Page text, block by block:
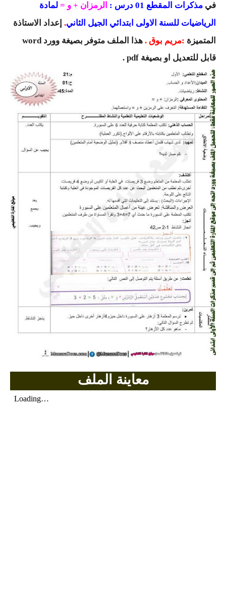
السنة الثالثة متوسط
السنة الرابعة متوسط
بنك الفروض و الاختبارات
بنك مذكرات الاستاذ
بنك التوزيعات الشهرية
دفاتر استاذ التعليم الابتدائي
بحوث اللغة العربية
بحوث الرياضيات
بحوث التاريخ و الجغرافيا
بحوث الفيزياء و الكيمياء
بحوث العلوم الطبيعية
بحوث اللغة الفرنسية
بحوث اللغة الانجليزية
في مذكرات المقطع 01 درس : الرمزان + و = لمادة
الرياضيات للسنة الاولى ابتدائي الجيل الثاني. إعداد الاستاذة
المتميزة :مريم بوق .
هذا الملف متوفر بصيغة وورد word
قابل للتعديل او بصيغة pdf .
معاينة الملف